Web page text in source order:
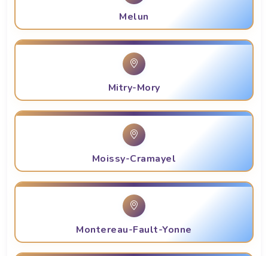
Melun
Mitry-Mory
Moissy-Cramayel
Montereau-Fault-Yonne